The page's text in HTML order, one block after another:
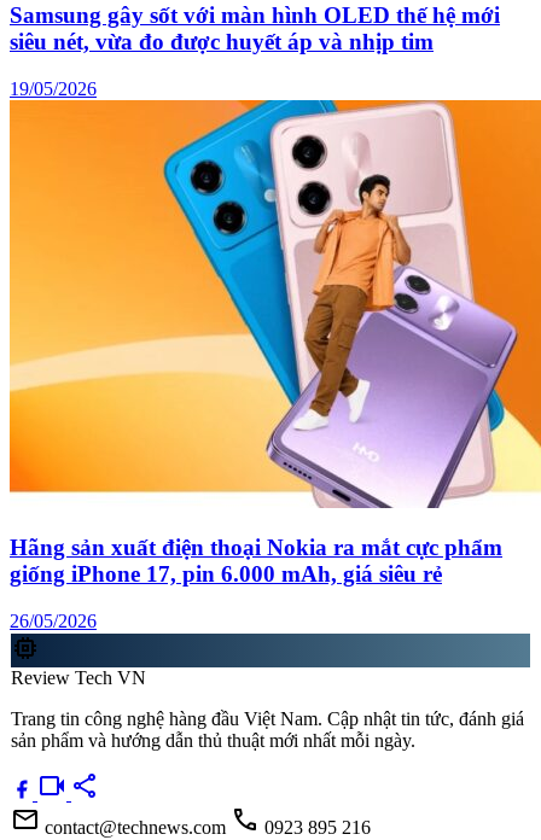
Samsung gây sốt với màn hình OLED thế hệ mới
siêu nét, vừa đo được huyết áp và nhịp tim
19/05/2026
Hãng sản xuất điện thoại Nokia ra mắt cực phẩm
giống iPhone 17, pin 6.000 mAh, giá siêu rẻ
26/05/2026
memory
Review Tech VN
Trang tin công nghệ hàng đầu Việt Nam. Cập nhật tin tức, đánh giá
sản phẩm và hướng dẫn thủ thuật mới nhất mỗi ngày.
videocam share
mail contact@technews.com call 0923 895 216